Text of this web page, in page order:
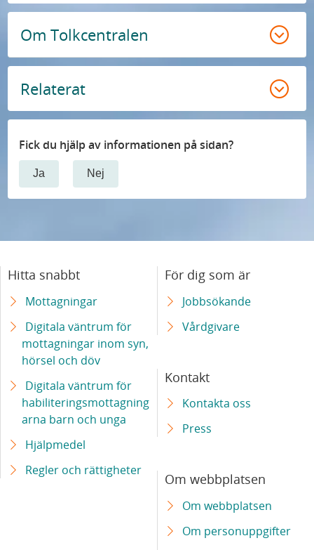
Om Tolkcentralen
Relaterat
Fick du hjälp av informationen på sidan?
Ja Nej
Hitta snabbt
Mottagningar
Digitala väntrum för
mottagningar inom syn,
hörsel och döv
Digitala väntrum för
habiliteringsmottagning
arna barn och unga
Hjälpmedel
Regler och rättigheter
För dig som är
Jobbsökande
Vårdgivare
Kontakt
Kontakta oss
Press
Om webbplatsen
Om webbplatsen
Om personuppgifter